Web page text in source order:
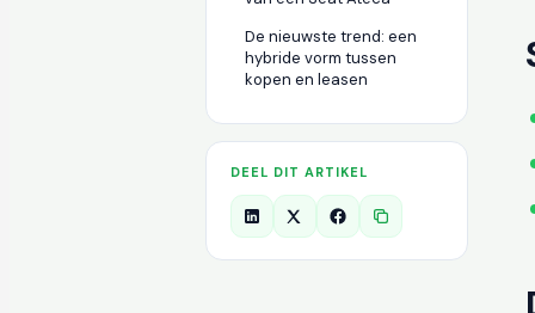
De nieuwste trend: een
hybride vorm tussen
kopen en leasen
DEEL DIT ARTIKEL